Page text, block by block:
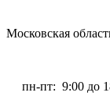
Московская
пн-пт: 9:00 до